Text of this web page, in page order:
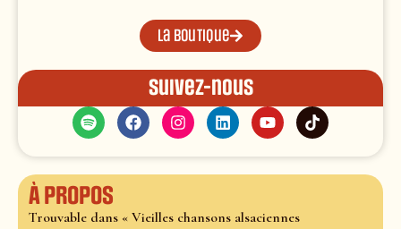
La boutique
Suivez-nous
À propos
Trouvable dans « Vieilles chansons alsaciennes